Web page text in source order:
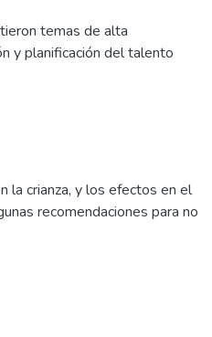
temas de alta
y planificación del talento
la crianza, y los efectos en el
recomendaciones para no